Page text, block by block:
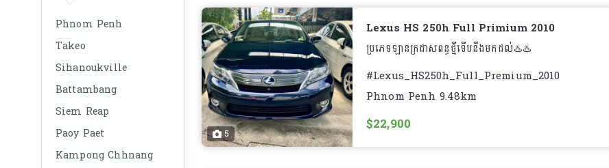
Phnom Penh
Takeo
Sihanoukville
Battambang
Siem Reap
Paoy Paet
Kampong Chhnang
✨Exterior : White Peal
✨Year : 2016
✨Model : Prius full option 4 advance premium
convenience.
✨Interior : Black leather ?
5
Lexus HS 250h Full Primium 2010
ប្រភេទឡានក្រដាសពន្ធថ្មីទើបនឹងមកដល់♨️♨️
#Lexus_HS250h_Full_Premium_2010
- Price : $22,### ( ចរចារ )
- Year : 2010
Phnom Penh 9.48km
$22,900